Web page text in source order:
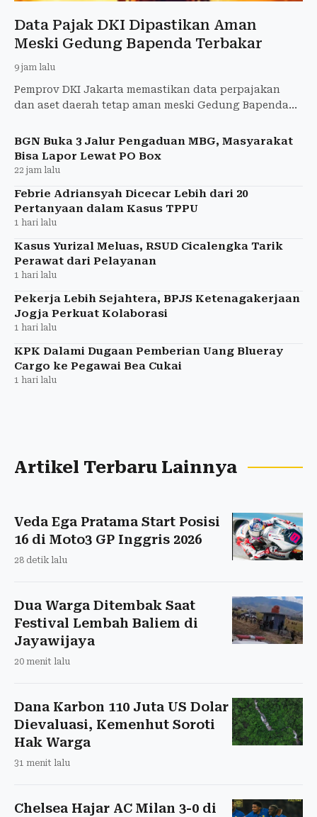
Data Pajak DKI Dipastikan Aman
Meski Gedung Bapenda Terbakar
9 jam lalu
Pemprov DKI Jakarta memastikan data perpajakan
dan aset daerah tetap aman meski Gedung Bapenda
dipastikan tetap
BGN Buka 3 Jalur Pengaduan MBG, Masyarakat
Bisa Lapor Lewat PO Box
22 jam lalu
Febrie Adriansyah Dicecar Lebih dari 20
Pertanyaan dalam Kasus TPPU
1 hari lalu
Kasus Yurizal Meluas, RSUD Cicalengka Tarik
Perawat dari Pelayanan
1 hari lalu
Pekerja Lebih Sejahtera, BPJS Ketenagakerjaan
Jogja Perkuat Kolaborasi
1 hari lalu
KPK Dalami Dugaan Pemberian Uang Blueray
Cargo ke Pegawai Bea Cukai
1 hari lalu
Artikel Terbaru Lainnya
Veda Ega Pratama Start Posisi
16 di Moto3 GP Inggris 2026
28 detik lalu
Dua Warga Ditembak Saat
Festival Lembah Baliem di
Jayawijaya
20 menit lalu
Dana Karbon 110 Juta US Dolar
Dievaluasi, Kemenhut Soroti
Hak Warga
31 menit lalu
Chelsea Hajar AC Milan 3-0 di